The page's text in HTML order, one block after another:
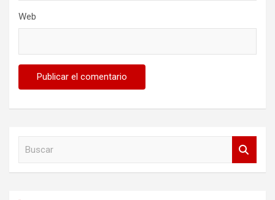
Web